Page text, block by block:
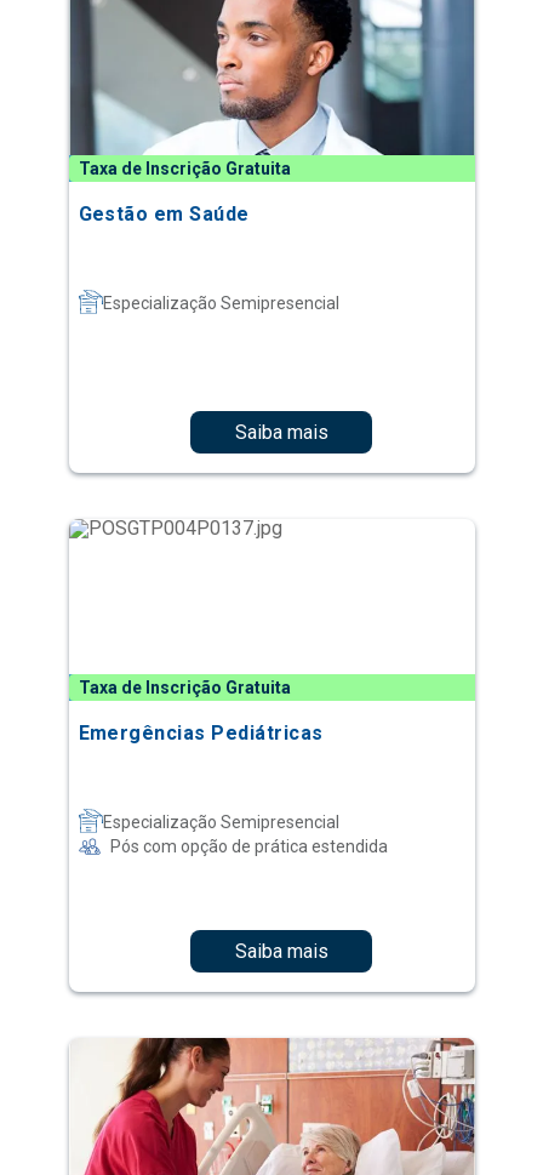
Taxa de Inscrição Gratuita
Gestão em Saúde
Especialização Semipresencial
Saiba mais
Taxa de Inscrição Gratuita
Emergências Pediátricas
Especialização Semipresencial
Pós com opção de prática estendida
Saiba mais